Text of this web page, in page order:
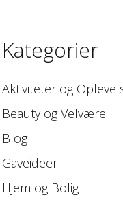
Kategorier
Aktiviteter og
Beauty og Velvære
Blog
Gaveideer
Hjem og Bolig